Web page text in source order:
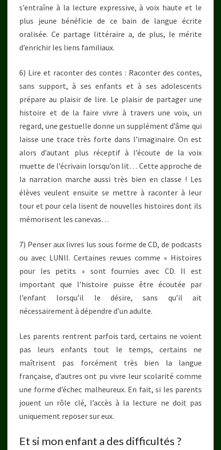
s’entraîne à la lecture expressive, à voix haute et le
plus jeune bénéficie de ce bain de langue écrite
oralisée. Ce partage littéraire a, de plus, le mérite
d’enrichir les liens familiaux.
6) Lire et raconter des contes : Raconter des contes,
sans support, à ses enfants et à ses adolescents
prépare au plaisir de lire. Le plaisir de partager une
histoire et de la faire vivre à travers une voix, un
regard, une gestuelle donne un supplément d’âme qui
laisse une trace très forte dans l’imaginaire. On est
alors d’autant plus réceptif à l’écoute de la voix
muette de l’écrivain lorsqu’on lit… Cette approche de
la narration marche aussi très bien en classe ! Les
élèves veulent ensuite se mettre à raconter à leur
tour et pour cela lisent de nouvelles histoires dont ils
mémorisent les canevas…
7) Penser aux livres lus sous forme de CD, de podcasts
ou avec LUNII. Certaines revues comme « Histoires
pour les petits » sont fournies avec CD. Il est
important que l’histoire puisse être écoutée par
l’enfant lorsqu’il le désire, sans qu’il ait
nécessairement à dépendre d’un adulte.
Les parents rentrent parfois tard, certains ne voient
pas leurs enfants tout le temps, certains ne
maîtrisent pas forcément très bien la langue
française, d’autres ont pu vivre leur scolarité comme
une forme d’échec malheureux. En fait, si les parents
jouent un rôle clé, l’accès à la lecture ne doit pas
uniquement reposer sur eux.
Et si mon enfant a des difficultés ?